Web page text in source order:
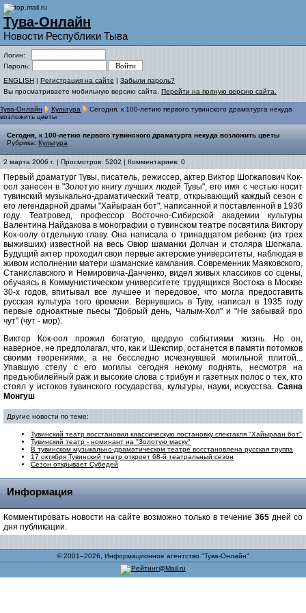
Тува-Онлайн
Новости Республики Тыва
Логин:
Пароль:
ENGLISH | Регистрация на сайте | Забыли пароль?
Вы просматриваете мобильную версию сайта. Перейти на полную версию сайта.
Тува-Онлайн Культура
Сегодня, к 100-летию первого тувинского драматурга некуда
возложить цветы
Сегодня, к 100-летию первого тувинского драматурга некуда возложить цветы
Рубрика: Культура
2 марта 2006 г. | Просмотров: 5202 | Комментариев: 0
Первый драматург Тувы, писатель, режиссер, актер Виктор Шогжапович Кок-
оол занесен в "Золотую книгу лучших людей Тувы", его имя с честью носит
тувинский музыкально-драматический театр, открывающий каждый сезон с
его легендарной драмы "Хайыраан бот", написанной и поставленной в 1936
году. Театровед, профессор Восточно-Сибирской академии культуры
Валентина Найдакова в монографии о тувинском театре посвятила Виктору
Кок-оолу отдельную главу. Она написала о тринадцатом ребенке (из трех
выживших) известной на весь Овюр шаманки Долчан и столяра Шогжапа.
Будущий актер проходил свои первые актерские университеты, наблюдая в
живом исполнении матери шаманские камлания. Современник Маяковского,
Станиславского и Немировича-Данченко, видел живых классиков со сцены,
обучаясь в Коммунистическом университете трудящихся Востока в Москве
30-х годов, впитывал все лучшее и передовое, что могла предоставить
русская культура того времени. Вернувшись в Туву, написал в 1935 году
первые одноактные пьесы "Добрый день, Чалым-Хол" и "Не забывай про
чут" (чут - мор).
Виктор Кок-оол прожил богатую, щедрую событиями жизнь. Но он,
наверное, не предполагал, что, как и Шекспир, останется в памяти потомков
своими творениями, а не бесследно исчезнувшей могильной плитой...
Упавшую стелу с его могилы сегодня некому поднять, несмотря на
предъюбилейный раж и высокие слова с трибун и газетных полос о тех, кто
стоял у истоков тувинского государства, культуры, науки, искусства. Саяна
Монгуш
Другие новости по теме:
Тувинский театр восстановил классическую постановку спектакля "Хайыраан бот"
Тувинский театр - номинант на "Золотую маску"
В тувинском музыкально-драматическом театре восстановлена русская труппа
17 октября Тувинский театр откроет 68-й театральный сезон
Сезон открывает Субедей
Информация
Комментировать новости на сайте возможно только в течение 365 дней со
дня публикации.
© 2001–2026, Информационное агентство "Тува-Онлайн"